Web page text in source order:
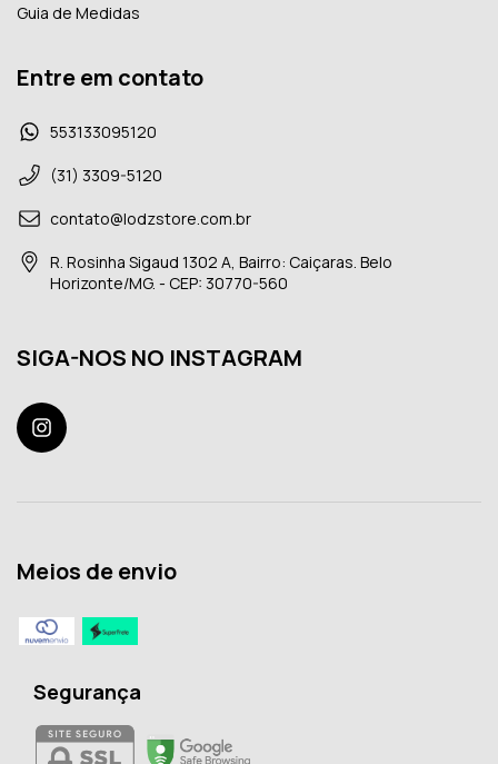
Guia de Medidas
Entre em contato
553133095120
(31) 3309-5120
contato@lodzstore.com.br
R. Rosinha Sigaud 1302 A, Bairro: Caiçaras. Belo
Horizonte/MG. - CEP: 30770-560
SIGA-NOS NO INSTAGRAM
Meios de envio
Segurança